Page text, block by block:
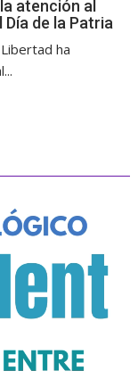
atención al
de la Patria
ha